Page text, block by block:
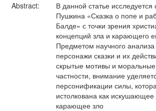
Abstract:
В данной статье исследуется
Пушкина «Сказка о попе и
Балде» с точки зрения
концепций зла и карающего
Предметом научного
персонажи сказки и их
скрытые мотивы и
частности, внимание
персонификации силы,
истолкована как
карающее зло